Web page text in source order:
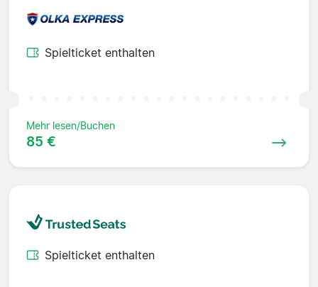
Spielticket enthalten
Mehr lesen/Buchen
85 €
Spielticket enthalten